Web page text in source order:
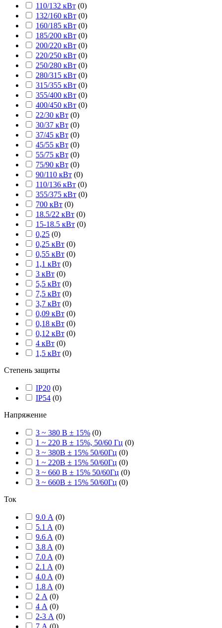
110/132 кВт (0)
132/160 кВт (0)
160/185 кВт (0)
185/200 кВт (0)
200/220 кВт (0)
220/250 кВт (0)
250/280 кВт (0)
280/315 кВт (0)
315/355 кВт (0)
355/400 кВт (0)
400/450 кВт (0)
22/30 кВт (0)
30/37 кВт (0)
37/45 кВт (0)
45/55 кВт (0)
55/75 кВт (0)
75/90 кВт (0)
90/110 кВт (0)
110/136 кВт (0)
355/375 кВт (0)
700 кВт (0)
18.5/22 кВт (0)
15-18.5 кВт (0)
0,25 (0)
0,25 кВт (0)
0,55 кВт (0)
1,1 кВт (0)
3 кВт (0)
5,5 кВт (0)
7,5 кВт (0)
3,7 кВт (0)
0,09 кВт (0)
0,18 кВт (0)
0,12 кВт (0)
4 кВт (0)
1,5 кВт (0)
Степень защиты
IP20 (0)
IP54 (0)
Напряжение
3 ~ 380 В ± 15% (0)
1 ~ 220 В ± 15%, 50/60 Гц (0)
3 ~ 380В ± 15% 50/60Гц (0)
1 ~ 220В ± 15% 50/60Гц (0)
3 ~ 660 В ± 15% 50/60Гц (0)
3 ~ 660В ± 15% 50/60Гц (0)
Ток
9.0 А (0)
5.1 A (0)
9.6 A (0)
3.8 A (0)
7.0 A (0)
2.1 A (0)
4.0 A (0)
1.8 A (0)
2 А (0)
4 А (0)
2-3 А (0)
7 А (0)